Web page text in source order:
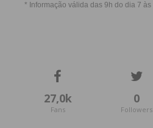
27,0k
Fans
0
Followers